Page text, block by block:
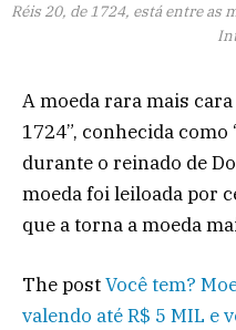
Réis 20, de 1724, está entre as
A moeda rara mais cara
1724”, conhecida como
durante o reinado de
moeda foi leiloada por
que a torna a moeda
The postVocê tem?
valendo até R$ 5 MIL e